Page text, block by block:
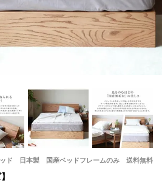
ド 日本製 国産ベッドフレームのみ 送料無料